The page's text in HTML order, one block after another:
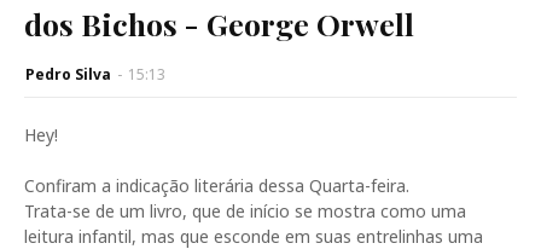
dos Bichos - George Orwell
Pedro Silva - 15:13
Hey!
Confiram a indicação literária dessa Quarta-feira.
Trata-se de um livro, que de início se mostra como uma
leitura infantil, mas que esconde em suas entrelinhas uma